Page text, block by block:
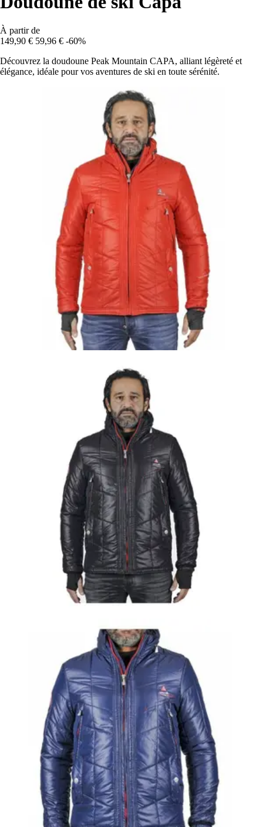
À partir de
149,90 € 59,96 € -60%
Découvrez la doudoune Peak Mountain CAPA, alliant légèreté et
élégance, idéale pour vos aventures de ski en toute sérénité.